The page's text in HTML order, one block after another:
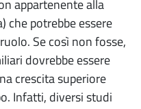
appartenente alla
che potrebbe essere
Se così non fosse,
dovrebbe essere
crescita superiore
Infatti, diversi studi